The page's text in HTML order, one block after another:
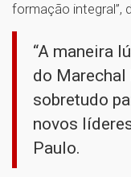
formação integral”,
“A maneira
do Marechal
sobretudo
novos
Paulo.